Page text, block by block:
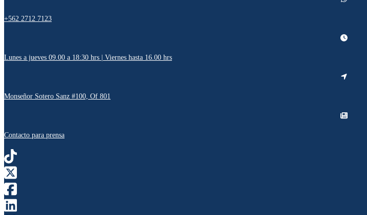
+562 2712 7123
Lunes a jueves 09.00 a 18:30 hrs | Viernes hasta 16.00 hrs
Monseñor Sotero Sanz #100, Of 801
Contacto para prensa